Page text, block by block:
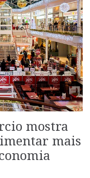
mostra
mais